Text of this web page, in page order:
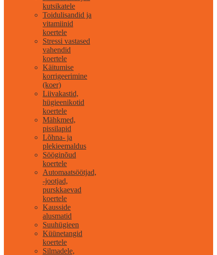
kutsikatele
Toidulisandid ja
vitamiinid
koertele
Stressi vastased
vahendid
koertele
Käitumise
korrigeerimine
(koer)
Liivakastid,
hügieenikotid
koertele
Mähkmed,
pissilapid
Lõhna- ja
plekieemaldus
Sööginõud
koertele
Automaatsöötjad,
-jootjad,
purskkaevad
koertele
Kausside
alusmatid
Suuhügieen
Küünetangid
koertele
Silmadele,